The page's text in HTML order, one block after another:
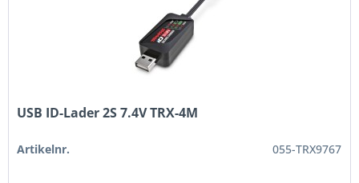
USB ID-Lader 2S 7.4V TRX-4M
Artikelnr. 055-TRX9767